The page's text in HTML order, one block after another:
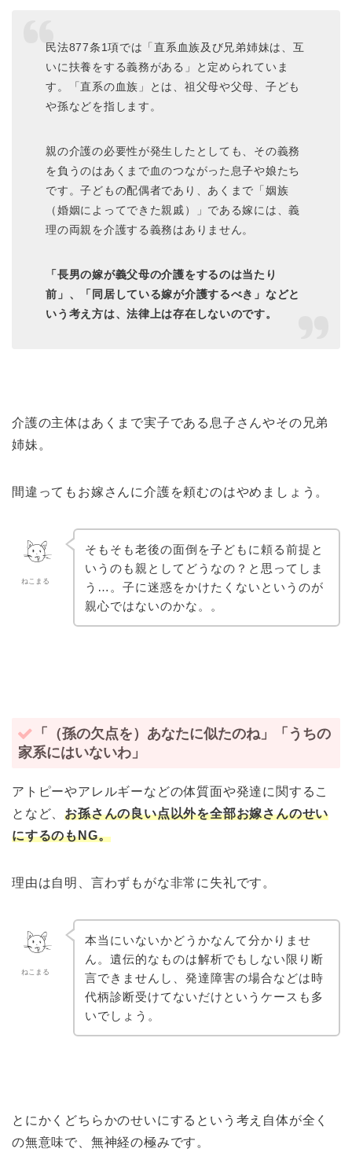
民法877条1項では「直系血族及び兄弟姉妹は、互
いに扶養をする義務がある」と定められていま
す。「直系の血族」とは、祖父母や父母、子ども
や孫などを指します。
親の介護の必要性が発生したとしても、その義務
を負うのはあくまで血のつながった息子や娘たち
です。子どもの配偶者であり、あくまで「姻族
（婚姻によってできた親戚）」である嫁には、義
理の両親を介護する義務はありません。
「長男の嫁が義父母の介護をするのは当たり
前」、「同居している嫁が介護するべき」などと
いう考え方は、法律上は存在しないのです。
介護の主体はあくまで実子である息子さんやその兄弟
姉妹。
間違ってもお嫁さんに介護を頼むのはやめましょう。
ねこまる
そもそも老後の面倒を子どもに頼る前提と
いうのも親としてどうなの？と思ってしま
う…。子に迷惑をかけたくないというのが
親心ではないのかな。。
「（孫の欠点を）あなたに似たのね」「うちの
家系にはいないわ」
アトピーやアレルギーなどの体質面や発達に関するこ
となど、お孫さんの良い点以外を全部お嫁さんのせい
にするのもNG。
理由は自明、言わずもがな非常に失礼です。
ねこまる
本当にいないかどうかなんて分かりませ
ん。遺伝的なものは解析でもしない限り断
言できませんし、発達障害の場合などは時
代柄診断受けてないだけというケースも多
いでしょう。
とにかくどちらかのせいにするという考え自体が全く
の無意味で、無神経の極みです。